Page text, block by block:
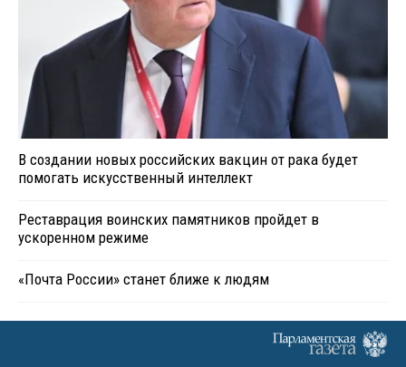
В создании новых российских вакцин от рака будет
помогать искусственный интеллект
Реставрация воинских памятников пройдет в
ускоренном режиме
«Почта России» станет ближе к людям